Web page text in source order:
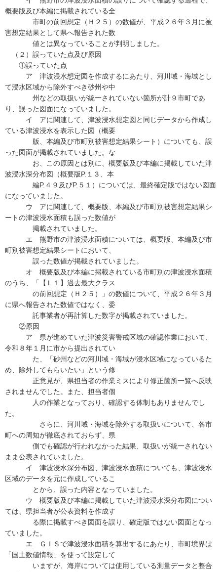
概要版及び本編に掲載されている全
市町の前回想定（Ｈ２５）の数値が、平成２６年３月に被
害想定結果として県へ報告された数
値とは異なっていることが判明しました。
（２）誤っていた点及び原因
①誤っていた点
ア 津波浸水想定図を作成するにあたり、河川域・海域とし
て浸水区域から除外すべき砂州や中
州などの取扱いが統一されていない箇所が計９市町であ
り、誤った図面になっていました。
イ アに関連して、津波浸水想定図と同じデータから作成し
ている津波浸水を表示した図（概要
版、本編及び市町別被害想定結果シート）についても、誤
った図面が掲載されていました。な
お、この原因とは別に、概要版及び本編に掲載していた津
波浸水深分布図（概要版P.１３、本
編P.４９及びP.５１）については、最終確定版ではない図面
になっていました。
ウ アに関連して、概要版、本編及び市町別被害想定結果シ
ートの津波浸水面積も誤った数値が
掲載されていました。
エ 熊野市の津波浸水面積については、概要版、本編及び市
町別被害想定結果シートにおいて、
誤った数値が掲載されていました。
オ 概要版及び本編に掲載されている市町別の津波浸水面積
のうち、「【Ｌ１】過去最大クラス
の前回想定（Ｈ２５）」の数値について、平成２６年３月
に県へ報告された数値ではなく、委
託事業者が再計算した数字が掲載されていました。
②原因
ア 県が進めていた津波災害警戒区域の確認作業において、
令和８年１月に市から提出されてい
た、「砂州などの河川域・海域が浸水区域になっているた
め、除外してもらいたい」という修
正意見が、県担当者の作業ミスにより修正箇所一覧へ反映
されませんでした。また、担当者個
人の作業となっており、確認する体制もありませんでし
た。
さらに、河川域・海域を除外する取扱いについて、各市
町への周知が徹底されておらず、県
側でも確認が行われなかった結果、取扱いが統一されない
まま公表されていました。
イ 津波浸水深分布図、津波浸水面積についても、津波浸水
区域のデータを元に作成しているこ
とから、誤った内容となっていました。
ウ 概要版及び本編に掲載していた津波浸水深分布図につい
ては、県担当者が公表資料を作成す
る際に掲載すべき図面を誤り、確定版ではない図面となっ
ていました。
エ ＧＩＳで津波浸水面積を算出するにあたり、市町境界は
「国土数値情報」を使って設定して
いますが、海岸については使用している測量データと整合